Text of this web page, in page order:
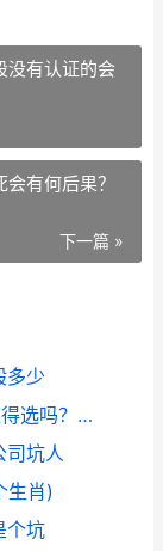
没有认证的会
有何后果？
下一篇 »
多少
常德的东家乐装修公司口碑怎么样，值得选吗？ 常德哪家装修公司好
司坑人
生肖)
个坑